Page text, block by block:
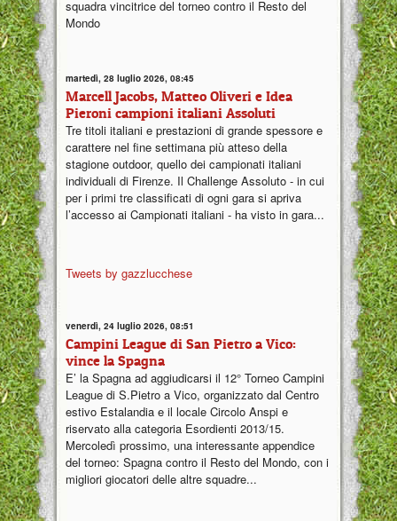
squadra vincitrice del torneo contro il Resto del
Mondo
martedì, 28 luglio 2026, 08:45
Marcell Jacobs, Matteo Oliveri e Idea
Pieroni campioni italiani Assoluti
Tre titoli italiani e prestazioni di grande spessore e
carattere nel fine settimana più atteso della
stagione outdoor, quello dei campionati italiani
individuali di Firenze. Il Challenge Assoluto - in cui
per i primi tre classificati di ogni gara si apriva
l’accesso ai Campionati italiani - ha visto in gara...
Tweets by gazzlucchese
venerdì, 24 luglio 2026, 08:51
Campini League di San Pietro a Vico:
vince la Spagna
E’ la Spagna ad aggiudicarsi il 12° Torneo Campini
League di S.Pietro a Vico, organizzato dal Centro
estivo Estalandia e il locale Circolo Anspi e
riservato alla categoria Esordienti 2013/15.
Mercoledì prossimo, una interessante appendice
del torneo: Spagna contro il Resto del Mondo, con i
migliori giocatori delle altre squadre...